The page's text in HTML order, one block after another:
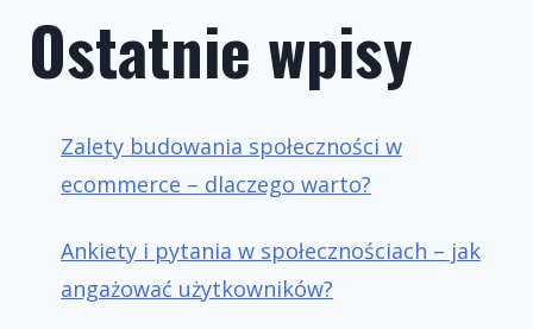
Ostatnie wpisy
Zalety budowania społeczności w
ecommerce – dlaczego warto?
Ankiety i pytania w społecznościach – jak
angażować użytkowników?